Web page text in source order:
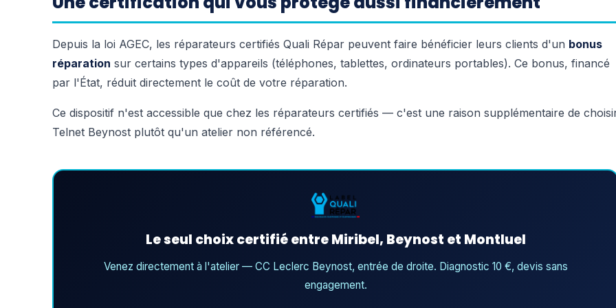
Depuis la loi AGEC, les réparateurs certifiés Quali Répar peuvent faire bénéficier leurs clients d'un bonus
réparation sur certains types d'appareils (téléphones, tablettes, ordinateurs portables). Ce bonus, financé
par l'État, réduit directement le coût de votre réparation.
Ce dispositif n'est accessible que chez les réparateurs certifiés — c'est une raison supplémentaire de
Telnet Beynost plutôt qu'un atelier non référencé.
Le seul choix certifié entre Miribel, Beynost et Montluel
Venez directement à l'atelier — CC Leclerc Beynost, entrée de droite. Diagnostic 10 €, devis sans
engagement.